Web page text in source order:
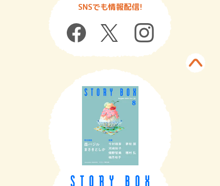
SNSでも情報配信!